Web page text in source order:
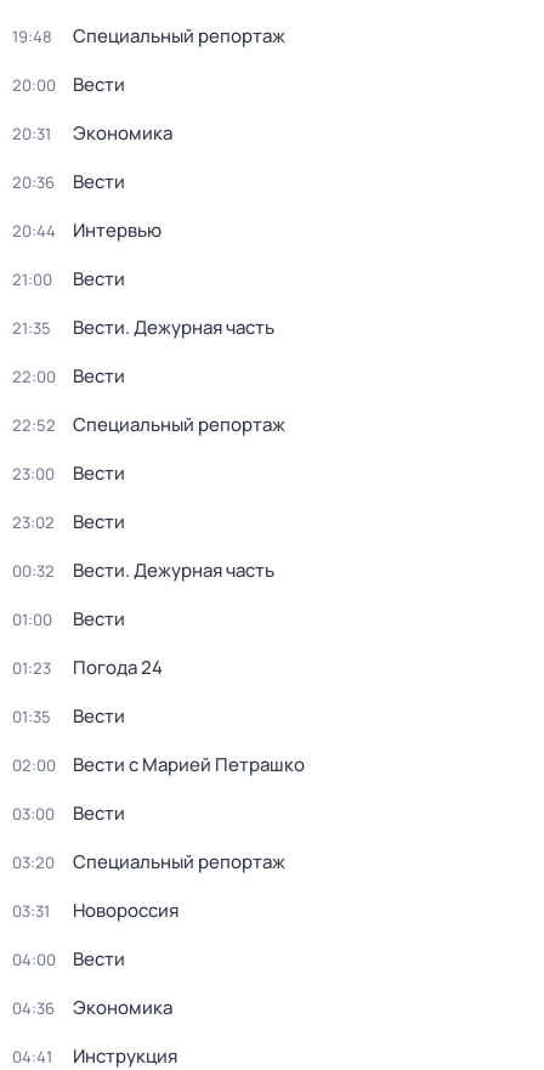
19:48 Специальный репортаж
20:00 Вести
20:31 Экономика
20:36 Вести
20:44 Интервью
21:00 Вести
21:35 Вести. Дежурная часть
22:00 Вести
22:52 Специальный репортаж
23:00 Вести
23:02 Вести
00:32 Вести. Дежурная часть
01:00 Вести
01:23 Погода 24
01:35 Вести
02:00 Вести с Марией Петрашко
03:00 Вести
03:20 Специальный репортаж
03:31 Новороссия
04:00 Вести
04:36 Экономика
04:41 Инструкция